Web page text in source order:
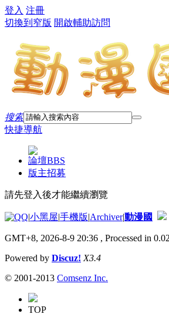
登入 注冊
切換到窄版 開啟輔助訪問
搜索
快捷導航
論壇BBS
版主招募
請先登入後才能繼續瀏覽
|小黑屋|手機版|Archiver|動漫國
GMT+8, 2026-8-9 20:36 , Processed in
Powered by Discuz! X3.4
© 2001-2013 Comsenz Inc.
TOP